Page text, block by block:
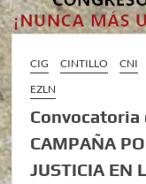
CIG CINTILLO CNI
EZLN
Convocatoria
CAMPAÑA
JUSTICIA EN